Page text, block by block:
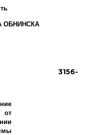
ОБНИНСКА
3156-
от